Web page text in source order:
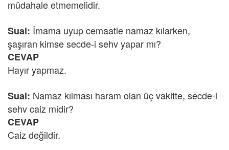
müdahale etmemelidir.
Sual: İmama uyup cemaatle namaz kılarken,
şaşıran kimse secde-i sehv yapar mı?
CEVAP
Hayır yapmaz.
Sual: Namaz kılması haram olan üç vakitte, secde-i
sehv caiz midir?
CEVAP
Caiz değildir.